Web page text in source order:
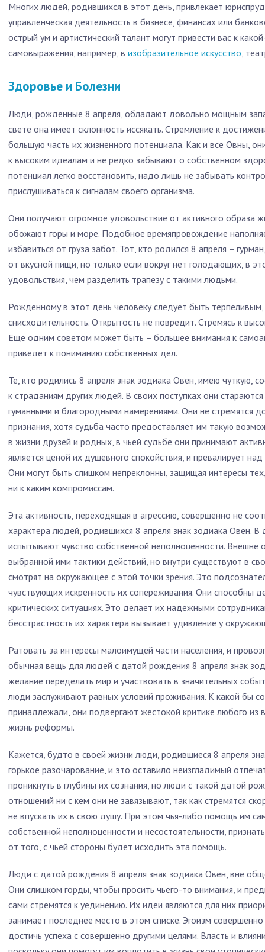
Многих людей, родившихся в этот день, привлекает
управленческая деятельность в бизнесе, финансах или
острый ум и артистический талант могут привести вас к
самовыражения, например, в изобразительное искусство,
Здоровье и Болезни
Люди, рожденные 8 апреля, обладают довольно мощным
свете она имеет склонность иссякать. Стремление к
большую часть их жизненного потенциала. Как и все Овны,
к высоким идеалам и не редко забывают о собственном
потенциал легко восстановить, надо лишь не забывать
прислушиваться к сигналам своего организма.
Они получают огромное удовольствие от активного образа
обожают горы и море. Подобное времяпровождение
избавиться от груза забот. Тот, кто родился 8 апреля –
от вкусной пищи, но только если вокруг нет голодающих, в
удовольствия, чем разделить трапезу с такими людьми.
Рожденному в этот день человеку следует быть
снисходительность. Открытость не повредит. Стремясь к
Еще одним советом может быть – большее внимания к
приведет к пониманию собственных дел.
Те, кто родились 8 апреля знак зодиака Овен, имею чуткую,
к страданиям других людей. В своих поступках они
гуманными и благородными намерениями. Они не стремятся
признания, хотя судьба часто предоставляет им такую
в жизни друзей и родных, в чьей судьбе они принимают
является ценой их душевного спокойствия, и превалирует
Они могут быть слишком непреклонны, защищая интересы
ни к каким компромиссам.
Эта активность, переходящая в агрессию, совершенно не
характера людей, родившихся 8 апреля знак зодиака Овен.
испытывают чувство собственной неполноценности.
выбранной ими тактики действий, но внутри существуют в
смотрят на окружающее с этой точки зрения. Это
чувствующих искренность их сопереживания. Они способны
критических ситуациях. Это делает их надежными
бесстрастность их характера вызывает удивление у
Ратовать за интересы малоимущей части населения, и
обычная вещь для людей с датой рождения 8 апреля знак
желание переделать мир и участвовать в значительных
люди заслуживают равных условий проживания. К какой бы
принадлежали, они подвергают жестокой критике любого
жизнь реформы.
Кажется, будто в своей жизни люди, родившиеся 8 апреля
горькое разочарование, и это оставило неизгладимый
проникнуть в глубины их сознания, но люди с такой датой
отношений ни с кем они не завязывают, так как стремятся
не впускать их в свою душу. При этом чья-либо помощь им
собственной неполноценности и несостоятельности,
от того, с чьей стороны будет исходить эта помощь.
Люди с датой рождения 8 апреля знак зодиака Овен, вне
Они слишком горды, чтобы просить чьего-то внимания, и
сами стремятся к уединению. Их идеи являются для них
занимает последнее место в этом списке. Эгоизм
достичь успеха с совершенно другими целями. Власть и